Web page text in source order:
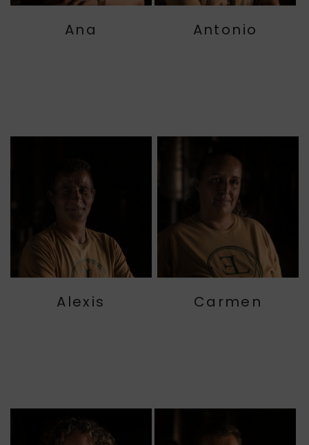
Ana Antonio
Alexis Carmen